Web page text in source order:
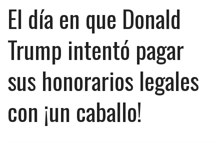
El día en que Donald
Trump intentó pagar
sus honorarios legales
con ¡un caballo!